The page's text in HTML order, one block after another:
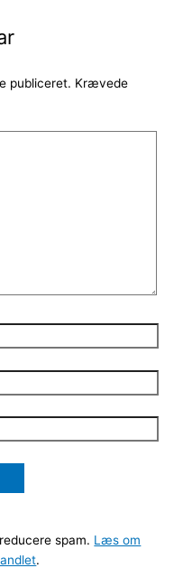
publiceret. Krævede
spam. Læs om
.